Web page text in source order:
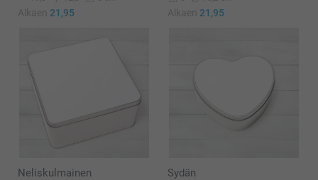
Alkaen 21,95 Alkaen 21,95
Neliskulmainen Sydän